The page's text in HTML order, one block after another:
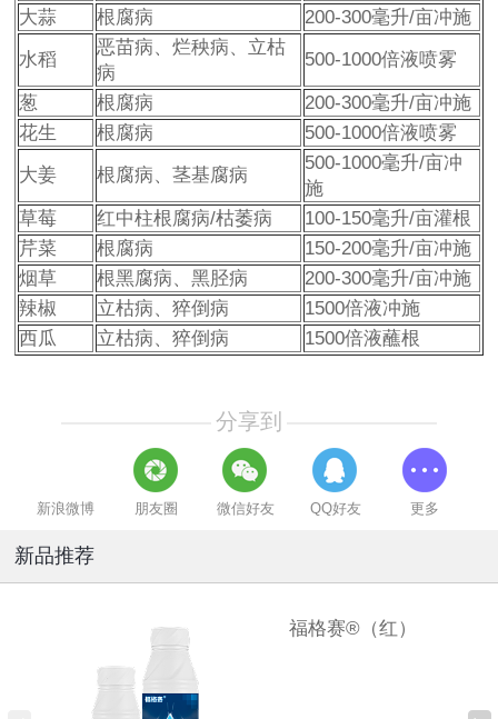
大蒜 根腐病
200-300毫升/亩冲施
水稻
恶苗病、烂秧病、立枯
病
500-1000倍液喷雾
葱 根腐病
200-300毫升/亩冲施
花生
根腐病
500-1000倍液喷雾
大姜
根腐病、茎基腐病
500-1000毫升/亩冲
施
草莓
红中柱根腐病/枯萎病
100-150毫升/亩灌根
芹菜
根腐病
150-200毫升/亩冲施
烟草
根黑腐病、黑胫病
200-300毫升/亩冲施
辣椒
立枯病、猝倒病
1500倍液冲施
西瓜
立枯病、猝倒病 1500倍液蘸根
分享到
新浪微博 朋友圈 微信好友 QQ好友 更多
新品推荐
福格赛®（红）